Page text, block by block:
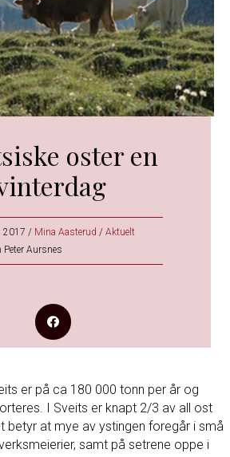
oster en
2017 / Mina Aasterud / Aktuelt
Peter Aursnes
er på ca 180 000 tonn per år og
I Sveits er knapt 2/3 av all ost
betyr at mye av ystingen foregår i små
samt på setrene oppe i